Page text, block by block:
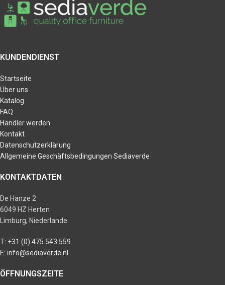
KUNDENDIENST
Startseite
Über uns
Katalog
FAQ
Händler werden
Kontakt
Datenschutzerklärung
Allgemeine Geschäftsbedingungen Sediaverde
KONTAKTDATEN
De Hanze 2
6049 HZ Herten
Limburg, Niederlande.
T: +31 (0) 475 543 559
E: info@sediaverde.nl
ÖFFNUNGSZEITE